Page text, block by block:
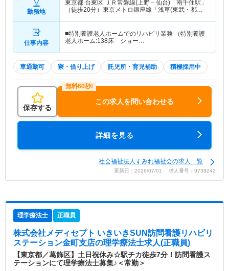
勤務地
東京都 台東区 ＪＲ常磐線(上野－仙台)「南千住駅」
（徒歩20分）東京メトロ銀座線「浅草(東武・都
仕事内容
■特別養護老人ホームでのリハビリ業務 （特別養護
老人ホーム:138床 ショー…
車通勤可 寮・借り上げ 託児所・育児補助 積極採用中
保存する
この求人を問い合わせる
詳細を見る
社会福祉法人すみれ福祉会の求人一覧
更新日：2026/07/01 求人番号：9738242
理学療法士 正職員
株式会社メディセプト いきいきSUN訪問看護リハビリ
ステーション金町支店の理学療法士求人(正職員)
【東京都／葛飾区】土日祝休み☆駅チカ徒歩7分！訪問看護ス
テーションにて理学療法士募集♪＜常勤＞